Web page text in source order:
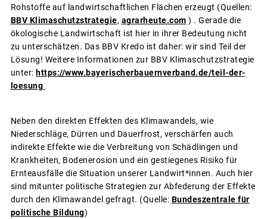
Rohstoffe auf landwirtschaftlichen Flächen erzeugt (Quellen:
BBV Klimaschutzstrategie, agrarheute.com ) . Gerade die
ökologische Landwirtschaft ist hier in ihrer Bedeutung nicht
zu unterschätzen. Das BBV Kredo ist daher: wir sind Teil der
Lösung! Weitere Informationen zur BBV Klimaschutzstrategie
unter: https://www.bayerischerbauernverband.de/teil-der-
loesung
Neben den direkten Effekten des Klimawandels, wie
Niederschläge, Dürren und Dauerfrost, verschärfen auch
indirekte Effekte wie die Verbreitung von Schädlingen und
Krankheiten, Bodenerosion und ein gestiegenes Risiko für
Ernteausfälle die Situation unserer Landwirt*innen. Auch hier
sind mitunter politische Strategien zur Abfederung der Effekte
durch den Klimawandel gefragt. (Quelle: Bundeszentrale für
politische Bildung)